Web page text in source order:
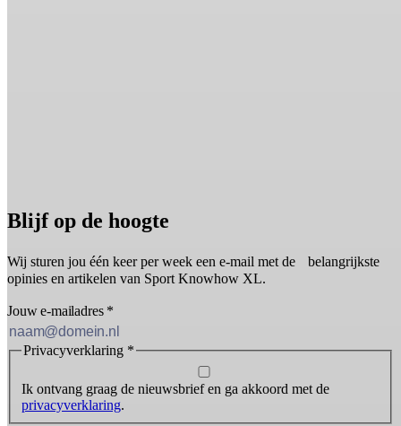
Blijf op de hoogte
Wij sturen jou één keer per week een e-mail met de belangrijkste
opinies en artikelen van Sport Knowhow XL.
Jouw e-mailadres *
Privacyverklaring *
Ik ontvang graag de nieuwsbrief en ga akkoord met de
privacyverklaring.